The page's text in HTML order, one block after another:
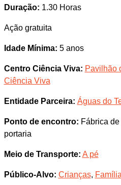
Duração: 1.30 Horas
Ação gratuita
Idade Mínima: 5 anos
Centro Ciência Viva: Pavilhão
Ciência Viva
Entidade Parceira: Águas do
Ponto de encontro: Fábrica
portaria
Meio de Transporte: A pé
Público-Alvo: Crianças,